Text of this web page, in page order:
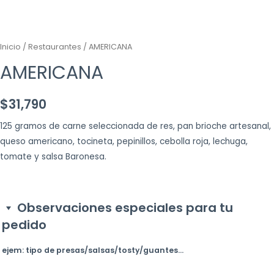
Inicio / Restaurantes / AMERICANA
AMERICANA
$31,790
125 gramos de carne seleccionada de res, pan brioche artesanal,
queso americano, tocineta, pepinillos, cebolla roja, lechuga,
tomate y salsa Baronesa.
Observaciones especiales para tu
pedido
ejem: tipo de presas/salsas/tosty/guantes...